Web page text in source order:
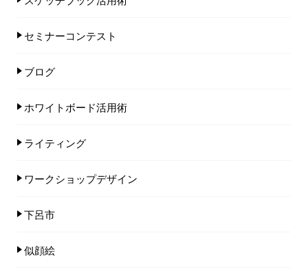
セミナーコンテスト
ブログ
ホワイトボード活用術
ライティング
ワークショップデザイン
下呂市
似顔絵